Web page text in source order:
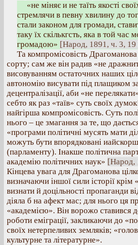
«не міняє и не таїть якості
стремлячи в певну хвилину до
стали законом для громади,
таку їх скількгсть, яка в той час
громадою» [Народ, 1891, ч. 3, 19
Та компромісовість
сорту; сам же він радив «не
висовуванням остаточних наших
автономію висувати під плащиком
децентралізації, аби «не
себто як раз «таїв» суть своїх
найгірша компромісовість. Суть
нього – це змагання за те, що
«програми політичні мусять мати
можуть бути впорядковані
(парламенту). Інакше політична
академію політичних наук» [Народ,
Кінцева увага для Драгоманова
визначаючи іншої сили історії крім
визнати й доцільності пропаганди
діяла б на афект мас; для нього ця
«академією». Він ворожо ставився
роботи еміграції, закликаючи до
своїх нетерпеливих земляків;
культурне та літературне».